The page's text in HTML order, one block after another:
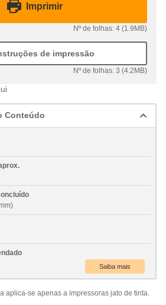
Imprimir
Nº de folhas: 4 (1.9MB)
de impressão
Nº de folhas: 3 (4.2MB)
Conteúdo
aplica-se apenas a impressoras jato de tinta.